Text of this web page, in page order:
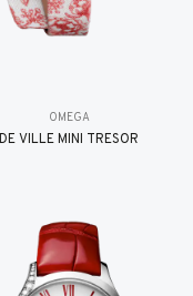
OMEGA
DE VILLE MINI TRÉSOR